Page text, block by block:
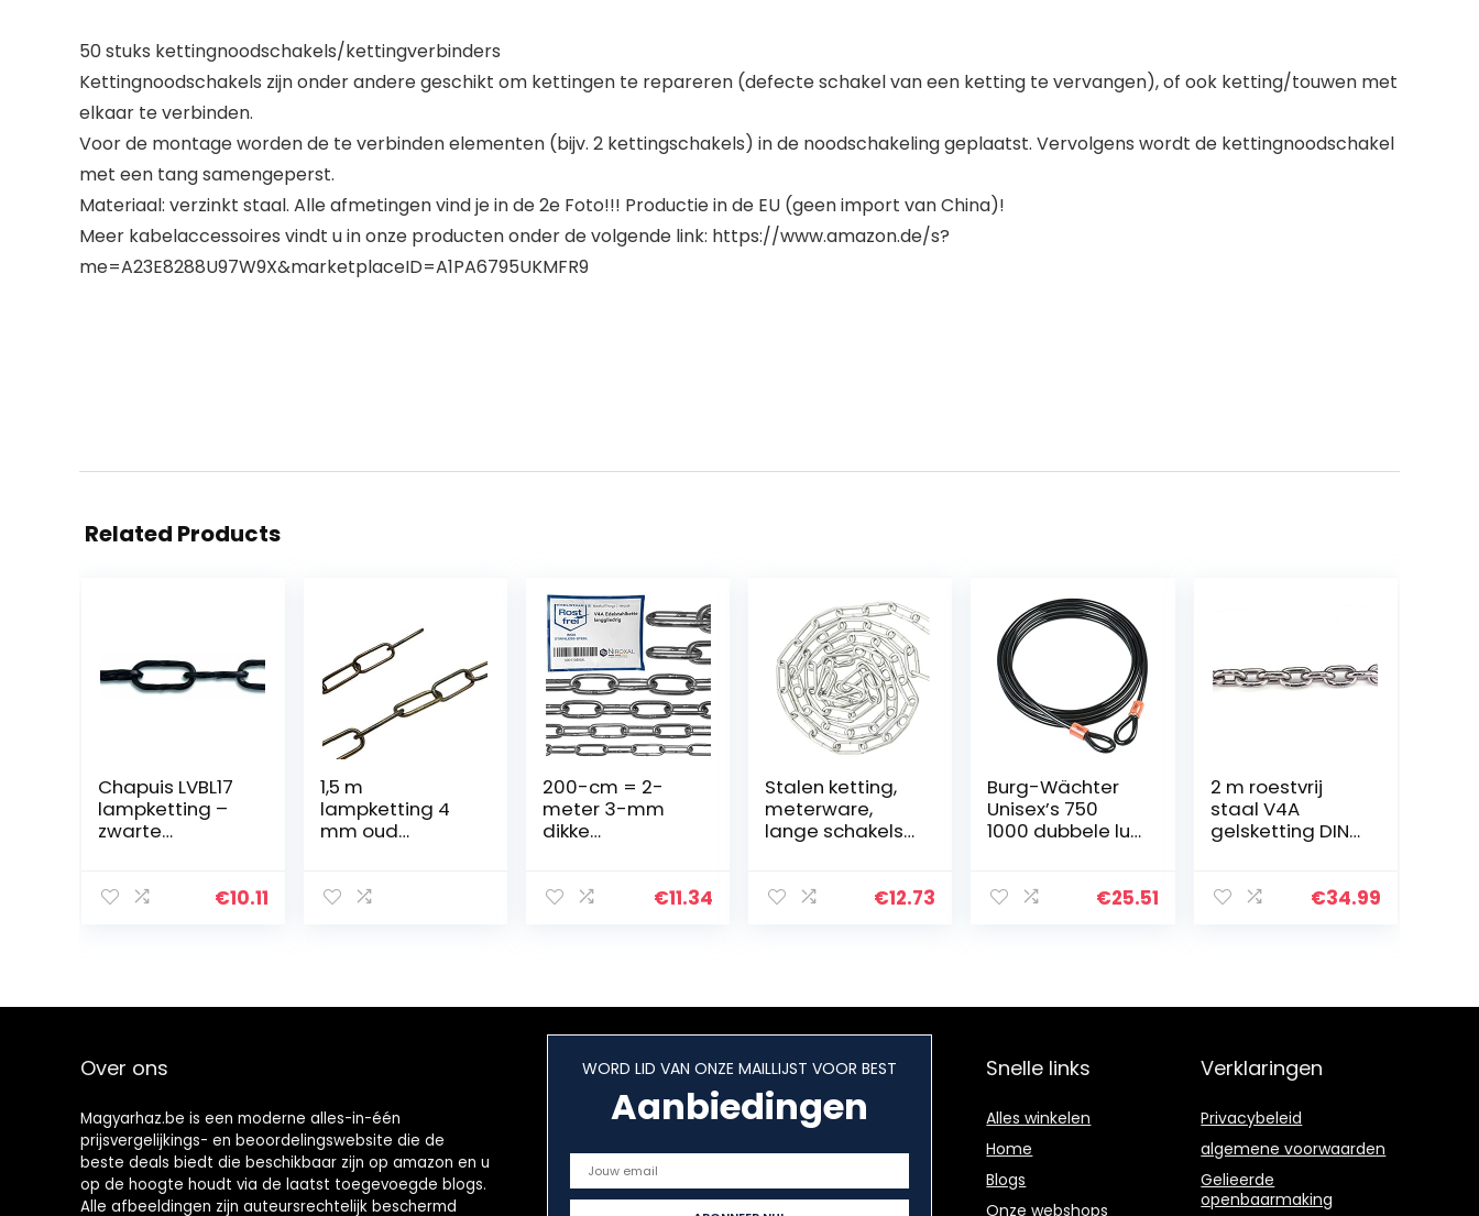
50 stuks kettingnoodschakels/kettingverbinders
Kettingnoodschakels zijn onder andere geschikt om kettingen te repareren (defecte schakel van een ketting te vervangen), of ook ketting/touwen met
elkaar te verbinden.
Voor de montage worden de te verbinden elementen (bijv. 2 kettingschakels) in de noodschakeling geplaatst. Vervolgens wordt de kettingnoodschakel
met een tang samengeperst.
Materiaal: verzinkt staal. Alle afmetingen vind je in de 2e Foto!!! Productie in de EU (geen import van China)!
Meer kabelaccessoires vindt u in onze producten onder de volgende link: https://www.amazon.de/s?
me=A23E8288U97W9X&marketplaceID=A1PA6795UKMFR9
Related Products
Chapuis LVBL17
lampketting –
zwarte
kg – diameter
€10.11
1,5 m
lampketting 4
mm oud
lichtketting
200-cm = 2-
meter 3-mm
dikke
lange
€11.34
Stalen ketting,
meterware,
lange schakels
naar keuze 3€12.73
Burg-Wächter
Unisex’s 750
1000 dubbele lus
gestrande
€25.51
2 m roestvrij
staal V4A
gelsketting DIN
ronde stalen
€34.99
Over ons
Magyarhaz.be is een moderne alles-in-één
prijsvergelijkings- en beoordelingswebsite die de
beste deals biedt die beschikbaar zijn op amazon en u
op de hoogte houdt via de laatst toegevoegde blogs.
Alle afbeeldingen zijn auteursrechtelijk beschermd
WORD LID VAN ONZE MAILLIJST VOOR BEST
Aanbiedingen
Snelle links
Alles winkelen
Home
Blogs
Onze webshops
Verklaringen
Privacybeleid
algemene voorwaarden
Gelieerde
openbaarmaking